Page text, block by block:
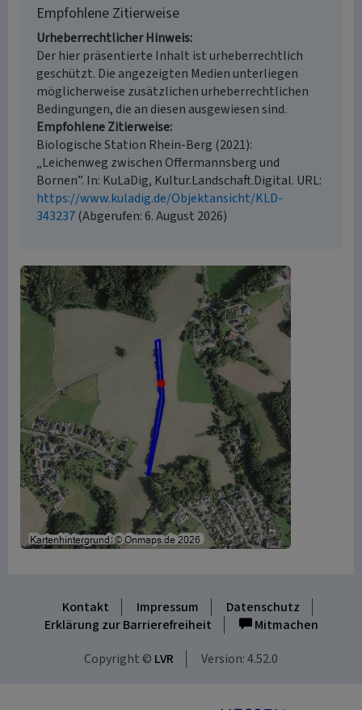
Empfohlene Zitierweise
Urheberrechtlicher Hinweis
Der hier präsentierte Inhalt ist urheberrechtlich
geschützt. Die angezeigten Medien unterliegen
möglicherweise zusätzlichen urheberrechtlichen
Bedingungen, die an diesen ausgewiesen sind.
Empfohlene Zitierweise
Biologische Station Rhein-Berg (2021):
„Leichenweg zwischen Offermannsberg und
Bornen”. In: KuLaDig, Kultur.Landschaft.Digital. URL:
https://www.kuladig.de/Objektansicht/KLD-
343237(Abgerufen: 6. August 2026)
Kontakt Impressum
Datenschutz
Erklärung zur Barrierefreiheit
Mitmachen
Copyright © LVR Version: 4.52.0